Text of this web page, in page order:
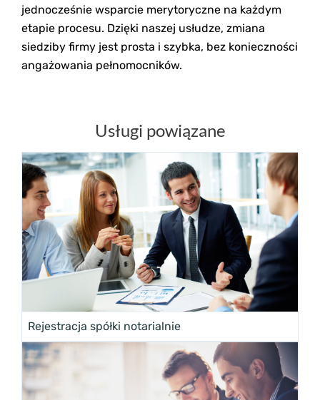
jednocześnie wsparcie merytoryczne na każdym
etapie procesu. Dzięki naszej usłudze, zmiana
siedziby firmy jest prosta i szybka, bez konieczności
angażowania pełnomocników.
Usługi powiązane
Rejestracja spółki notarialnie